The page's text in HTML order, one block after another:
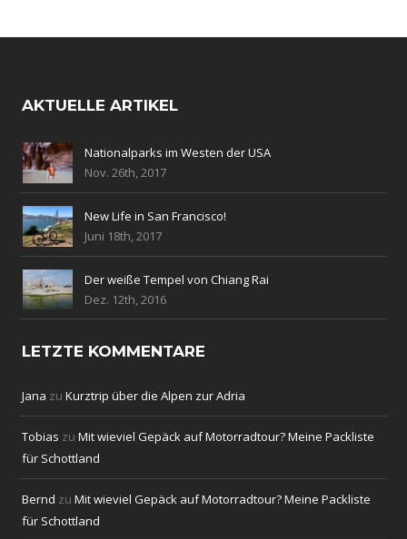
AKTUELLE ARTIKEL
Nationalparks im Westen der USA
Nov. 26th, 2017
New Life in San Francisco!
Juni 18th, 2017
Der weiße Tempel von Chiang Rai
Dez. 12th, 2016
LETZTE KOMMENTARE
Jana zuKurztrip über die Alpen zur Adria
Tobias zuMit wieviel Gepäck auf Motorradtour? Meine Packliste
für Schottland
Bernd zuMit wieviel Gepäck auf Motorradtour? Meine Packliste
für Schottland